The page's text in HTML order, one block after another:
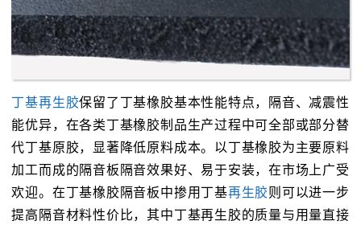
丁基再生胶保留了丁基橡胶基本性能特点，隔音、减震性
能优异，在各类丁基橡胶制品生产过程中可全部或部分替
代丁基原胶，显著降低原料成本。以丁基橡胶为主要原料
加工而成的隔音板隔音效果好、易于安装，在市场上广受
欢迎。在丁基橡胶隔音板中掺用丁基再生胶则可以进一步
提高隔音材料性价比，其中丁基再生胶的质量与用量直接